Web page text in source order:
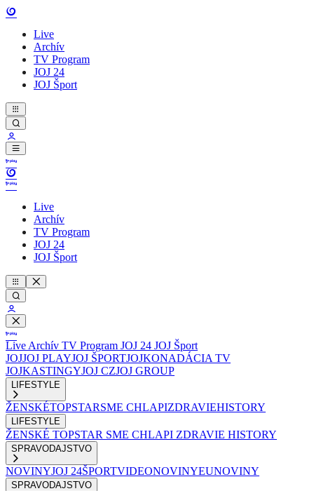
Live
Archív
TV Program
JOJ 24
JOJ Šport
Live
Archív
TV Program
JOJ 24
JOJ Šport
Live Archív TV Program JOJ 24 JOJ Šport
JOJJOJ PLAYJOJ ŠPORTJOJKONADÁCIA TV
JOJKASTINGYJOJ CZJOJ GROUP
LIFESTYLE
ŽENSKÉTOPSTARSME CHLAPIZDRAVIEHISTORY
LIFESTYLE
ŽENSKÉ TOPSTAR SME CHLAPI ZDRAVIE HISTORY
SPRAVODAJSTVO
NOVINYJOJ 24ŠPORTVIDEONOVINYEUNOVINY
SPRAVODAJSTVO